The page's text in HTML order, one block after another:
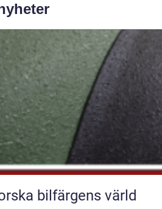
bilfärgens värld